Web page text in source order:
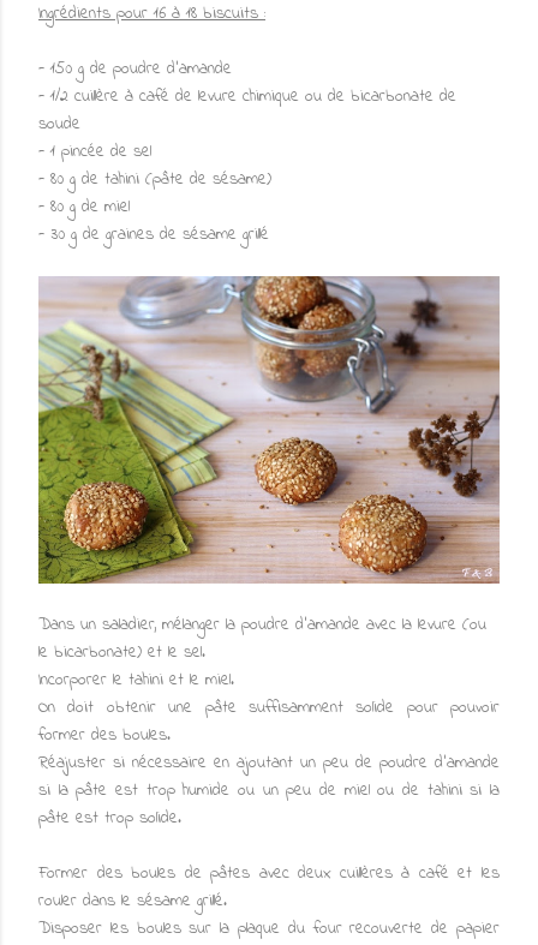
Ingrédients pour 16 à 18 biscuits :
- 150 g de poudre d'amande
- 1/2 cuillère à café de levure chimique ou de bicarbonate de
soude
- 1 pincée de sel
- 80 g de tahini (pâte de sésame)
- 80 g de miel
- 30 g de graines de sésame grillé
Dans un saladier, mélanger la poudre d'amande avec la levure (ou
le bicarbonate) et le sel.
Incorporer le tahini et le miel.
On doit obtenir une pâte suffisamment solide pour pouvoir
former des boules.
Réajuster si nécessaire en ajoutant un peu de poudre d'amande
si la pâte est trop humide ou un peu de miel ou de tahini si la
pâte est trop solide.
Former des boules de pâtes avec deux cuillères à café et les
rouler dans le sésame grillé.
Disposer les boules sur la plaque du four recouverte de papier